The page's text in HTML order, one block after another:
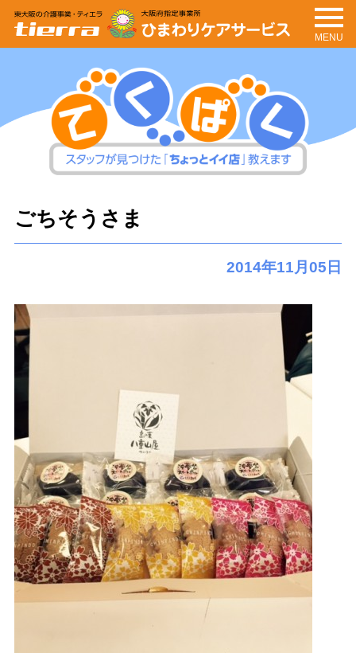
tierra
ひまわりケアサービ
ス
MENU
店」教えます
ごちそうさま
2014年11月05日